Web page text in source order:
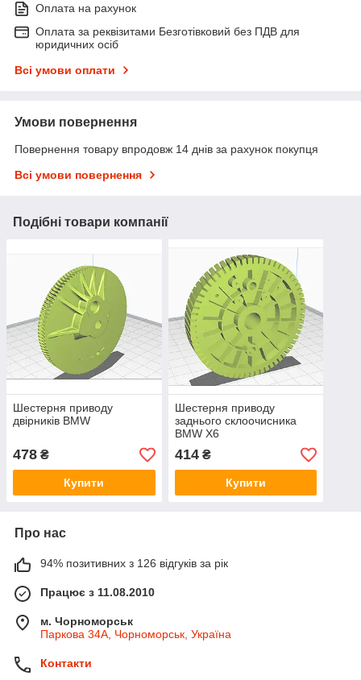
Оплата на рахунок
Оплата за реквізитами Безготівковий без ПДВ для
юридичних осіб
Всі умови оплати
Умови повернення
Повернення товару впродовж 14 днів за рахунок покупця
Всі умови повернення
Подібні товари компанії
Шестерня приводу
двірників BMW
478 ₴
Купити
Шестерня приводу
заднього склоочисника
BMW X6
414₴
Купити
Про нас
94% позитивних з 126 відгуків за рік
Працює з 11.08.2010
м. Чорноморськ
Паркова 34А, Чорноморськ, Україна
Контакти